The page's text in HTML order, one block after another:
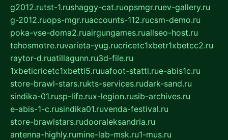
g2012.rutst-1.rushaggy-cat.ruopsmgr.ruev-gallery.ru
g-2012.ruops-mgr.ruaccounts-112.rucsm-demo.ru
poka-vse-doma2.ruairgungames.ruallseo-host.ru
tehosmotre.ruvarieta-yug.rucricetc1xbetr1xbetcc2.ru
raytor-d.ruatillagunn.ru3d-file.ru
1xbeticricetc1xbetti5.ruuafoot-statti.rue-abis1c.ru
store-brawl-stars.rukts-services.rudark-sand.ru
sindika-01.rusp-life.rux-legion.rusib-archives.ru
e-abis-1-c.rusindika01.ruvenda-festival.ru
store-brawlstars.rudooraleksandria.ru
antenna-highly.rumine-lab-msk.ru1-mus.ru